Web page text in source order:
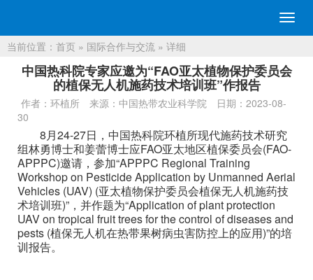
切
换
当前位置： 首页 » 国际合作与交流 » 详细
中国热科院专家应邀为“FAO亚太植物保护委员会
的植保无人机施药技术培训班”作报告
作者：环植所 来源：中国热带农业科学院
日期：2023-08-
30
8月24-27日，中国热科院环植所现代施药技术研究
组林勇博士和姜蕾博士应FAO亚太地区植保委员会(FAO-
APPPC)邀请，参加“APPPC Regional Training
Workshop on Pesticide Application by Unmanned Aerial
Vehicles (UAV) (亚太植物保护委员会植保无人机施药技
术培训班)”，并作题为“Application of plant protection
UAV on tropical fruit trees for the control of diseases and
pests (植保无人机在热带果树病虫害防控上的应用)”的培
训报告。